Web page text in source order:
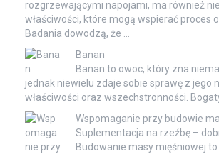
rozgrzewającymi napojami, ma również
właściwości, które mogą wspierać proces
Badania dowodzą, że …
Banan
Banan to owoc, który zna
jednak niewielu zdaje sobie sprawę z jego
właściwości oraz wszechstronności.
Wspomaganie przy budowie
Suplementacja na rzeźbę –
Budowanie masy mięśniowej